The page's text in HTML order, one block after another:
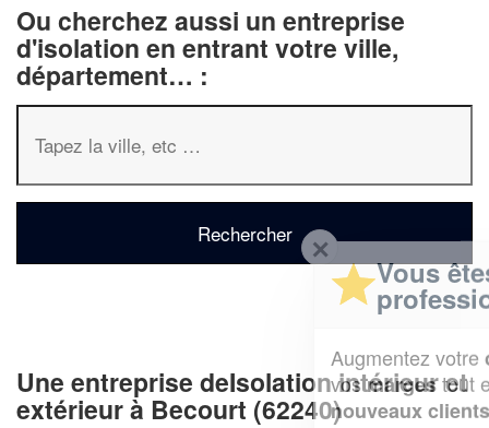
Ou cherchez aussi un entreprise
d'isolation en entrant votre ville,
département… :
Une entreprise deIsolation intérieur et
extérieur à Becourt (62240)
Vous êtes un
professionnel ?
chiffre d'affaireset
vosmargestout en gagnant de
nouveaux clients!